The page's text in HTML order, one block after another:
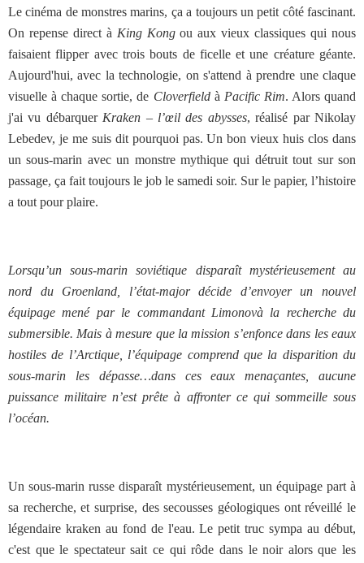
Le cinéma de monstres marins, ça a toujours un petit côté fascinant.
On repense direct à King Kongou aux vieux classiques qui nous
faisaient flipper avec trois bouts de ficelle et une créature géante.
Aujourd'hui, avec la technologie, on s'attend à prendre une claque
visuelle à chaque sortie, de Cloverfieldà Pacific Rim. Alors quand
j'ai vu débarquer Kraken – l’œil des abysses, réalisé par Nikolay
Lebedev, je me suis dit pourquoi pas. Un bon vieux huis clos dans
un sous-marin avec un monstre mythique qui détruit tout sur son
passage, ça fait toujours le job le samedi soir. Sur le papier, l’histoire
a tout pour plaire.
Lorsqu’un sous-marin soviétique disparaît mystérieusement au
nord du Groenland, l’état-major décide d’envoyer un nouvel
équipage mené par le commandant Limonovà la recherche du
submersible. Mais à mesure que la mission s’enfonce dans les eaux
hostiles de l’Arctique, l’équipage comprend que la disparition du
sous-marin les dépasse…dans ces eaux menaçantes, aucune
puissance militaire n’est prête à affronter ce qui sommeille sous
l’océan.
Un sous-marin russe disparaît mystérieusement, un équipage part à
sa recherche, et surprise, des secousses géologiques ont réveillé le
légendaire kraken au fond de l'eau. Le petit truc sympa au début,
c'est que le spectateur sait ce qui rôde dans le noir alors que les